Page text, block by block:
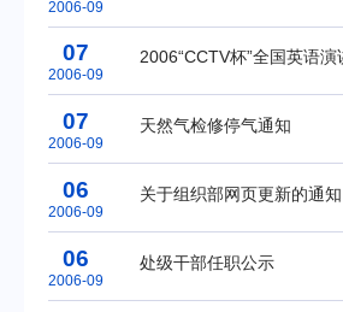
2006-09
07
2006-09
07
2006-09
天然气检修停气通知
06
2006-09
关于组织部网页更新的通知
06
2006-09
处级干部任职公示